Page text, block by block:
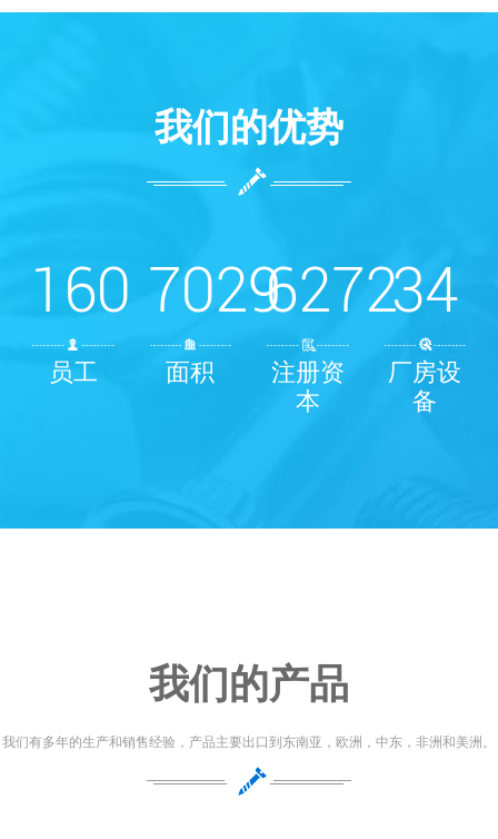
我们的优势
160
员工
7029
面积
6272
注册资
本
34
厂房设
备
我们的产品
我们有多年的生产和销售经验，产品主要出口到东南亚，欧洲，中东，非洲和美洲。